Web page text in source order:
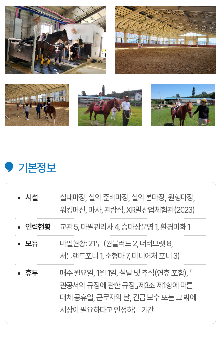
기본정보
시설
실내마장, 실외 준비마장, 실외 본마장, 원형마장,
워킹머신, 마사, 관람석, XR말산업체험관(2023)
인력현황
교관 5, 마필관리사 4, 승마장운영 1, 환경미화 1
보유
마필현황: 21두 (웜블러드 2, 더러브렛 8,
셔틀랜드포니 1, 소형마 7, 미니어처 포니 3)
휴무
매주 월요일, 1월 1일, 설날 및 추석(연휴 포함), ⌜
관공서의 규정에 관한 규정⌟제3조 제1항에 따른
대체 공휴일, 근로자의 날, 긴급 보수 또는 그 밖에
시장이 필요하다고 인정하는 기간